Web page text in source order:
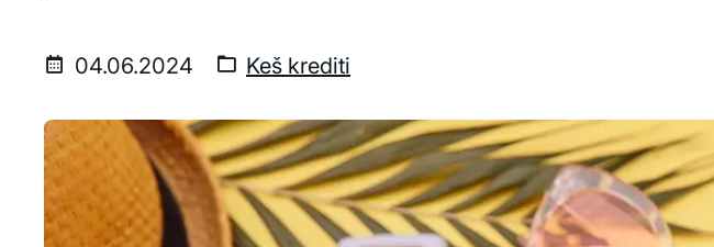
04.06.2024 Keš krediti